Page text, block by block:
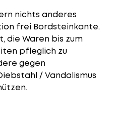
nichts anderes
frei Bordsteinkante.
die Waren bis zum
pfleglich zu
gegen
/ Vandalismus